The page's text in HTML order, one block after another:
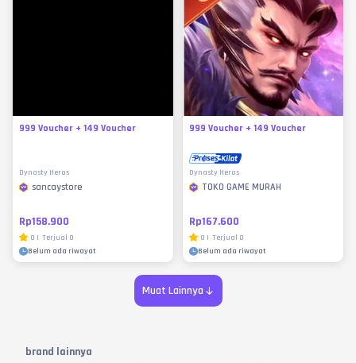
999 Voucher + 149 Voucher
Dynasty Heros
sancaystore
Rp158.900
0 | Terjual 0
Belum ada riwayat
999 Voucher + 149 Voucher
Dynasty Heros
TOKO GAME MURAH
Rp167.600
0 | Terjual 0
Belum ada riwayat
Muat Lainnya
brand lainnya